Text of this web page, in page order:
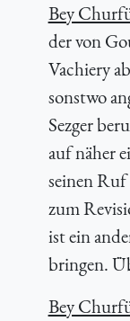
Bey
der von
Vachiery
sonstwo
Sezger
auf näher
seinen
zum
ist ein
bringen.
Bey